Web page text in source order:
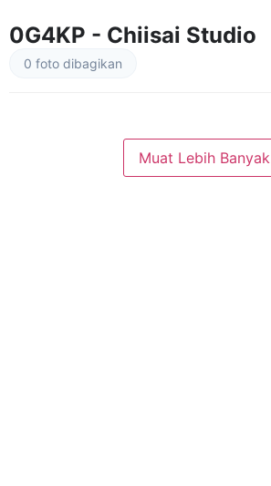
0G4KP - Chiisai Studio
0 foto dibagikan
Muat Lebih Banyak